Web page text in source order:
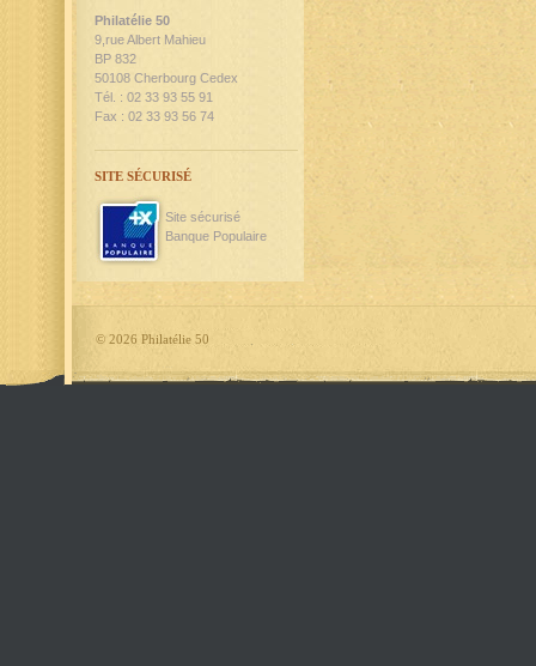
Philatélie 50
9,rue Albert Mahieu
BP 832
50108 Cherbourg Cedex
Tél. : 02 33 93 55 91
Fax : 02 33 93 56 74
SITE SÉCURISÉ
Site sécurisé
Banque Populaire
© 2026 Philatélie 50